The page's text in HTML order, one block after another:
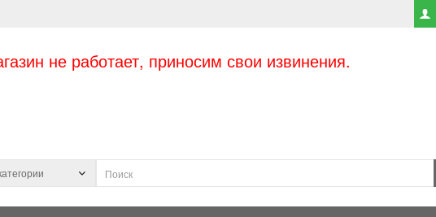
не работает, приносим свои извинения.